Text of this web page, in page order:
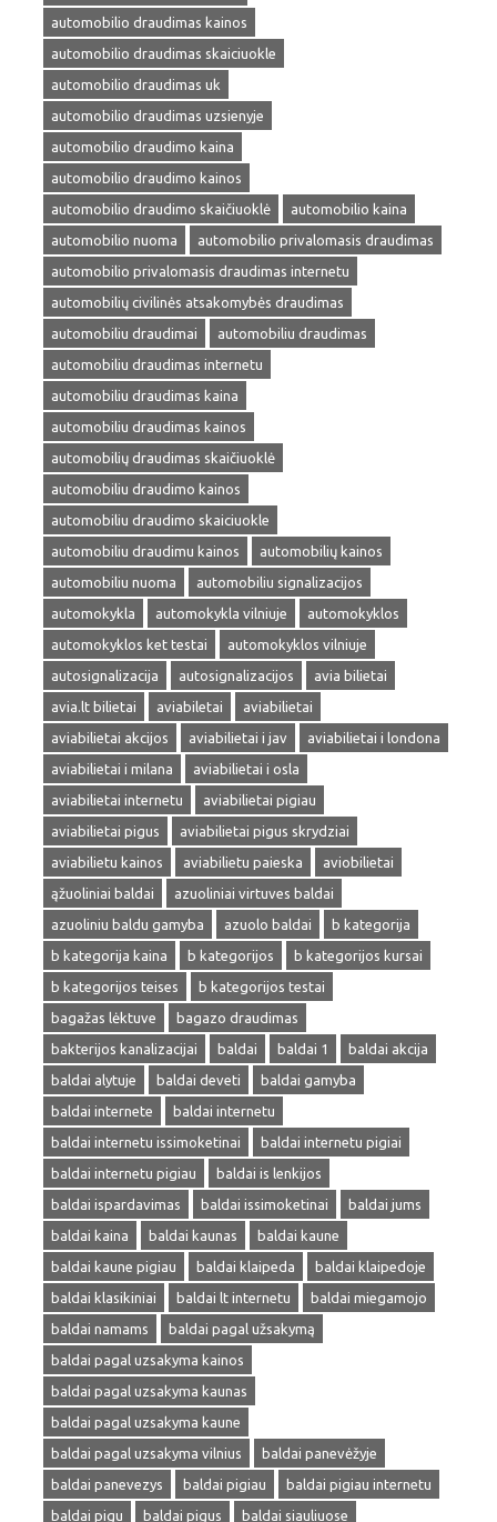
automobilio draudimas kainos
automobilio draudimas skaiciuokle
automobilio draudimas uk
automobilio draudimas uzsienyje
automobilio draudimo kaina
automobilio draudimo kainos
automobilio draudimo skaičiuoklė
automobilio kaina
automobilio nuoma
automobilio privalomasis draudimas
automobilio privalomasis draudimas internetu
automobilių civilinės atsakomybės draudimas
automobiliu draudimai
automobiliu draudimas
automobiliu draudimas internetu
automobiliu draudimas kaina
automobiliu draudimas kainos
automobilių draudimas skaičiuoklė
automobiliu draudimo kainos
automobiliu draudimo skaiciuokle
automobiliu draudimu kainos
automobilių kainos
automobiliu nuoma
automobiliu signalizacijos
automokykla
automokykla vilniuje
automokyklos
automokyklos ket testai
automokyklos vilniuje
autosignalizacija
autosignalizacijos
avia bilietai
avia.lt bilietai
aviabiletai
aviabilietai
aviabilietai akcijos
aviabilietai i jav
aviabilietai i londona
aviabilietai i milana
aviabilietai i osla
aviabilietai internetu
aviabilietai pigiau
aviabilietai pigus
aviabilietai pigus skrydziai
aviabilietu kainos
aviabilietu paieska
aviobilietai
ąžuoliniai baldai
azuoliniai virtuves baldai
azuoliniu baldu gamyba
azuolo baldai
b kategorija
b kategorija kaina
b kategorijos
b kategorijos kursai
b kategorijos teises
b kategorijos testai
bagažas lėktuve
bagazo draudimas
bakterijos kanalizacijai
baldai baldai 1
baldai akcija
baldai alytuje
baldai deveti
baldai gamyba
baldai internete
baldai internetu
baldai internetu issimoketinai
baldai internetu pigiai
baldai internetu pigiau
baldai is lenkijos
baldai ispardavimas
baldai issimoketinai
baldai jums
baldai kaina
baldai kaunas
baldai kaune
baldai kaune pigiau
baldai klaipeda
baldai klaipedoje
baldai klasikiniai
baldai lt internetu
baldai miegamojo
baldai namams
baldai pagal užsakymą
baldai pagal uzsakyma kainos
baldai pagal uzsakyma kaunas
baldai pagal uzsakyma kaune
baldai pagal uzsakyma vilnius
baldai panevėžyje
baldai panevezys
baldai pigiau
baldai pigiau internetu
baldai pigu
baldai pigus baldai siauliuose